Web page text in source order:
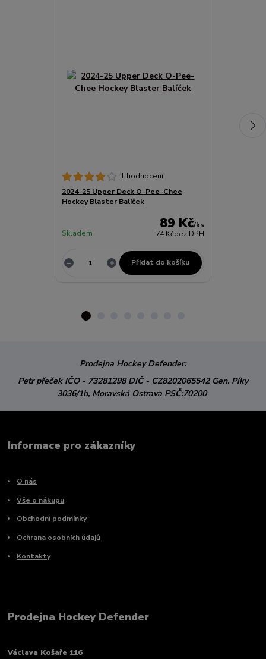
1 hodnocení
2024-25 Upper Deck O-Pee-Chee
Hockey Blaster Balíček
89 Kč/ks
74 Kčbez DPH
Skladem
Přidat do košíku
Prodejna Hockey Defender:
Petr přeček IČO - 73281298DIČ - CZ8202065542 Gen. Píky
3036/1b, Moravská Ostrava PSČ:70200
Informace pro zákazníky
O nás
Vše o nákupu
Obchodní podmínky
Ochrana osobních údajů
Kontakty
Prodejna Hockey Defender
Václava Košaře 116